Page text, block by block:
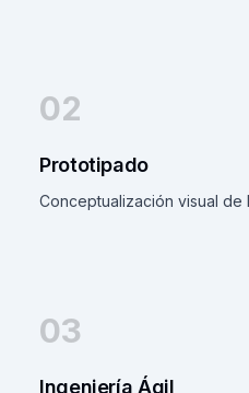
02
Prototipado
Conceptualización visual de
03
Ingeniería Ágil